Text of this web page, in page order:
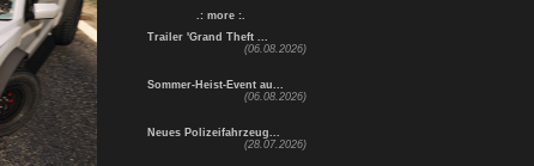
.: more :.
Trailer 'Grand Theft ...
(06.08.2026)
Sommer-Heist-Event au...
(06.08.2026)
Neues Polizeifahrzeug...
(28.07.2026)